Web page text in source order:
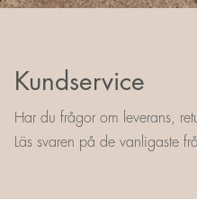
Kundservice
Har du frågor om leverans,
Läs svaren på de vanligaste